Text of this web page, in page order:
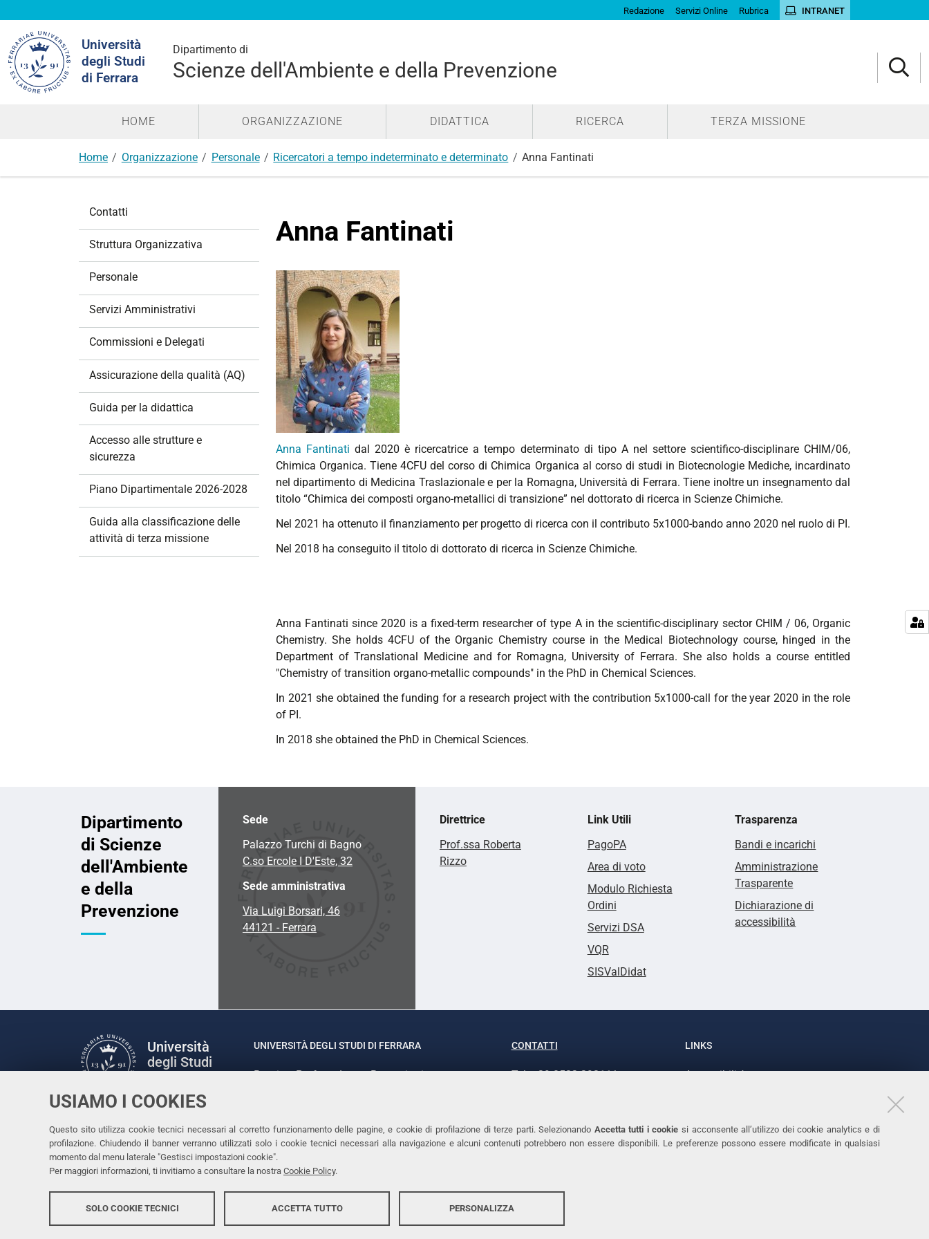
USIAMO I COOKIES
Questo sito utilizza cookie tecnici necessari al corretto funzionamento delle pagine, e cookie di profilazione di terze parti. Selezionando Accetta tutti i cookie si acconsente all’utilizzo dei cookie analytics e di
profilazione. Chiudendo il banner verranno utilizzati solo i cookie tecnici necessari alla navigazione e alcuni contenuti potrebbero non essere disponibili. Le preferenze possono essere modificate in qualsiasi
momento dal menu laterale "Gestisci impostazioni cookie".
Per maggiori informazioni, ti invitiamo a consultare la nostra Cookie Policy.
SOLO COOKIE TECNICI ACCETTA TUTTO PERSONALIZZA
Redazione Servizi Online Rubrica INTRANET
Università
degli Studi
di Ferrara
Dipartimento di
Scienze dell'Ambiente e della Prevenzione
nel
sito
HOME ORGANIZZAZIONE DIDATTICA RICERCA TERZA MISSIONE
Home Organizzazione Personale Ricercatori a tempo indeterminato e determinato Anna Fantinati
Anna Fantinati
Anna Fantinati dal 2020 è ricercatrice a tempo determinato di tipo A nel settore scientifico-disciplinare CHIM/06,
Chimica Organica. Tiene 4CFU del corso di Chimica Organica al corso di studi in Biotecnologie Mediche, incardinato
nel dipartimento di Medicina Traslazionale e per la Romagna, Università di Ferrara. Tiene inoltre un insegnamento dal
titolo “Chimica dei composti organo-metallici di transizione” nel dottorato di ricerca in Scienze Chimiche.
Nel 2021 ha ottenuto il finanziamento per progetto di ricerca con il contributo 5x1000-bando anno 2020 nel ruolo di PI.
Nel 2018 ha conseguito il titolo di dottorato di ricerca in Scienze Chimiche.
Anna Fantinati since 2020 is a fixed-term researcher of type A in the scientific-disciplinary sector CHIM / 06, Organic
Chemistry. She holds 4CFU of the Organic Chemistry course in the Medical Biotechnology course, hinged in the
Department of Translational Medicine and for Romagna, University of Ferrara. She also holds a course entitled
"Chemistry of transition organo-metallic compounds" in the PhD in Chemical Sciences.
In 2021 she obtained the funding for a research project with the contribution 5x1000-call for the year 2020 in the role
of PI.
In 2018 she obtained the PhD in Chemical Sciences.
Contatti
Struttura Organizzativa
Personale
Servizi Amministrativi
Commissioni e Delegati
Assicurazione della qualità (AQ)
Guida per la didattica
Accesso alle strutture e
sicurezza
Piano Dipartimentale 2026-2028
Guida alla classificazione delle
attività di terza missione
Dipartimento
di Scienze
dell'Ambiente
e della
Prevenzione
Sede
Palazzo Turchi di Bagno
C.so Ercole I D'Este, 32
Sede amministrativa
Via Luigi Borsari, 46
44121 - Ferrara
Direttrice
Prof.ssa Roberta
Rizzo
Link Utili
PagoPA
Area di voto
Modulo Richiesta
Ordini
Servizi DSA
VQR
SISValDidat
Trasparenza
Bandi e incarichi
Amministrazione
Trasparente
Dichiarazione di
accessibilità
Università
degli Studi
Facebook
LinkedinInstagram
Youtube
UNIVERSITÀ DEGLI STUDI DI FERRARA
Rettrice: Prof.ssa Laura Ramaciotti
CONTATTI
Tel. +39 0532 293111
LINKS
Accessibilità
Cookies